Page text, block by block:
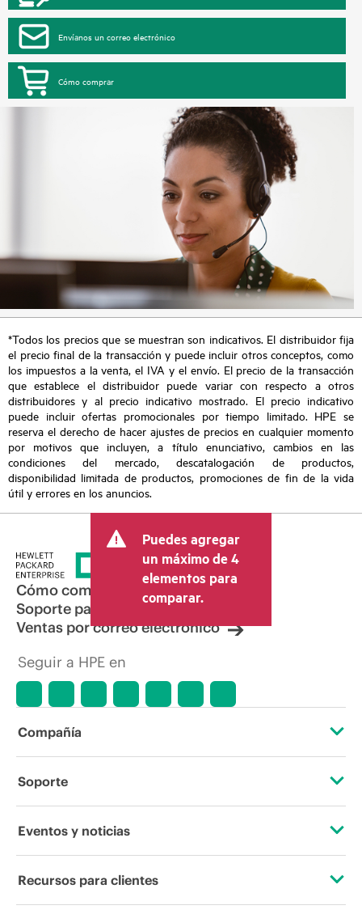
Envíanos un correo electrónico
Cómo comprar
*Todos los precios que se muestran son indicativos. El distribuidor fija
el precio final de la transacción y puede incluir otros conceptos, como
los impuestos a la venta, el IVA y el envío. El precio de la transacción
que establece el distribuidor puede variar con respecto a otros
distribuidores y al precio indicativo mostrado. El precio indicativo
puede incluir ofertas promocionales por tiempo limitado. HPE se
reserva el derecho de hacer ajustes de precios en cualquier momento
por motivos que incluyen, a título enunciativo, cambios en las
condiciones del mercado, descatalogación de productos,
disponibilidad limitada de productos, promociones de fin de la vida
útil y errores en los anuncios.
Puedes agregar
un máximo de 4
elementos para
comparar.
Cómo comprar
Soporte para productos
Ventas por correo electrónico
Seguir a HPE en
Compañía
Acerca de HPE
Responsabilidad corporativa
Soporte
Servicios de soporte operativo
Eventos y noticias
Eventos
Recursos para clientes